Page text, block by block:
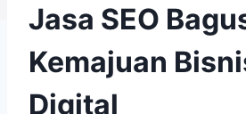
Jasa SEO
Kemajuan
Digital